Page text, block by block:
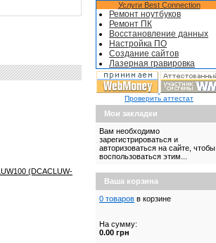
(DCACLUW-
Услуги Best Connection
Ремонт ноутбуков
Ремонт ПК
Восстановление данных
Настройка ПО
Создание сайтов
Лазерная гравировка
Проверить аттестат
Мои закладки
Вам необходимо
зарегистрироваться и
авторизоваться на сайте, чтобы
воспользоваться этим...
Ваша корзина
0 товаров в корзине
На сумму:
0.00 грн